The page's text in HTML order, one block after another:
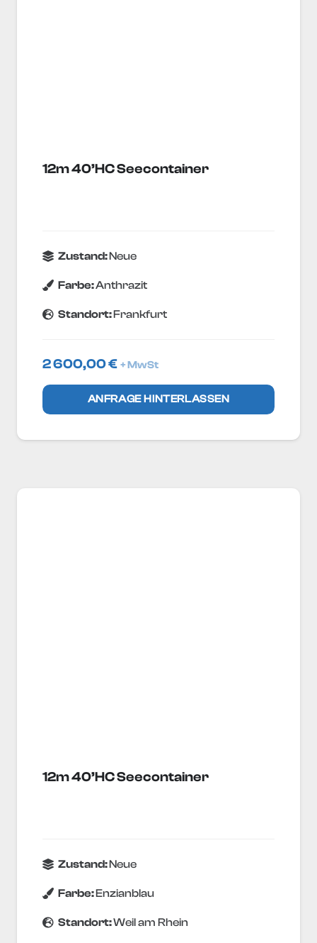
12m 40’HC Seecontainer
Zustand:Neue
Farbe:Anthrazit
Standort:Frankfurt
2 600,00€ + MwSt
ANFRAGE HINTERLASSEN
12m 40’HC Seecontainer
Zustand:Neue
Farbe:Enzianblau
Standort:Weil am Rhein